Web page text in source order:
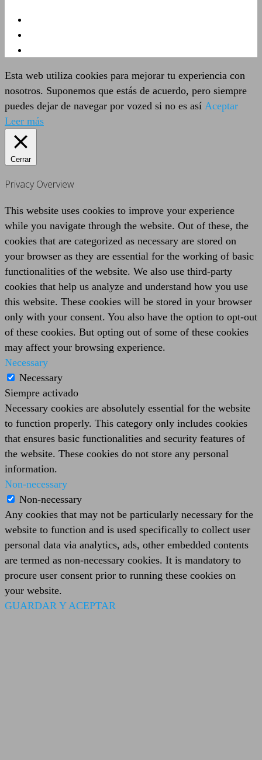
Esta web utiliza cookies para mejorar tu experiencia con
nosotros. Suponemos que estás de acuerdo, pero siempre
puedes dejar de navegar por vozed si no es así Aceptar
Leer más
Cerrar
Privacy Overview
This website uses cookies to improve your experience
while you navigate through the website. Out of these, the
cookies that are categorized as necessary are stored on
your browser as they are essential for the working of basic
functionalities of the website. We also use third-party
cookies that help us analyze and understand how you use
this website. These cookies will be stored in your browser
only with your consent. You also have the option to opt-out
of these cookies. But opting out of some of these cookies
may affect your browsing experience.
Necessary
Necessary
Siempre activado
Necessary cookies are absolutely essential for the website
to function properly. This category only includes cookies
that ensures basic functionalities and security features of
the website. These cookies do not store any personal
information.
Non-necessary
Non-necessary
Any cookies that may not be particularly necessary for the
website to function and is used specifically to collect user
personal data via analytics, ads, other embedded contents
are termed as non-necessary cookies. It is mandatory to
procure user consent prior to running these cookies on
your website.
GUARDAR Y ACEPTAR